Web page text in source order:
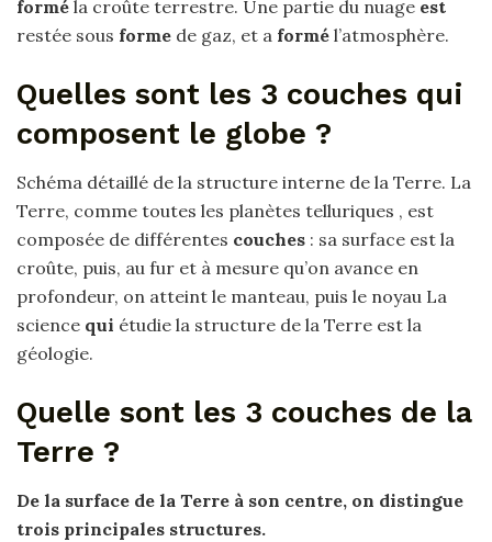
formé la croûte terrestre. Une partie du nuage est
restée sous forme de gaz, et a formé l’atmosphère.
Quelles sont les 3 couches qui
composent le globe ?
Schéma détaillé de la structure interne de la Terre. La
Terre, comme toutes les planètes telluriques , est
composée de différentes couches : sa surface est la
croûte, puis, au fur et à mesure qu’on avance en
profondeur, on atteint le manteau, puis le noyau La
science qui étudie la structure de la Terre est la
géologie.
Quelle sont les 3 couches de la
Terre ?
De la surface de la Terre à son centre, on distingue
trois principales structures.